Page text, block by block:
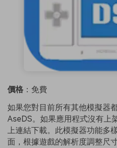
價格 ：免費
如果您對目前所有其他模擬器
AseDS。如果應用程式沒有上
上連結下載。此模擬器功能多
面，根據遊戲的解析度調整尺